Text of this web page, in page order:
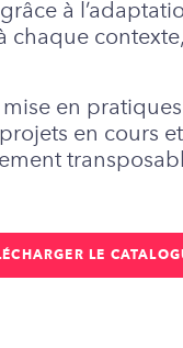
à
chaque
en
en cours
LE